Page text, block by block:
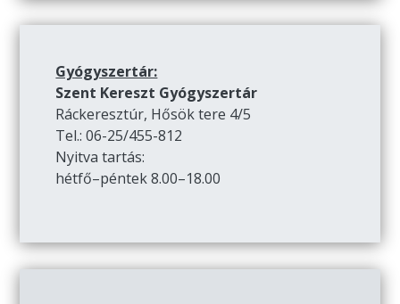
Gyógyszertár:
Szent Kereszt Gyógyszertár
Ráckeresztúr, Hősök tere 4/5
Tel.: 06-25/455-812
Nyitva tartás:
hétfő–péntek 8.00–18.00